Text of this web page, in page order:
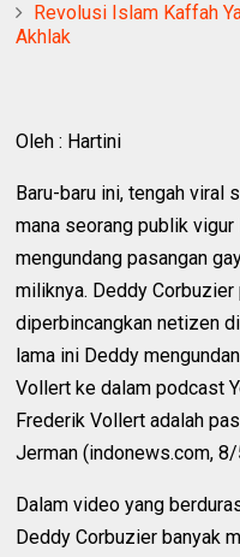
Revolusi Islam Kaffah
Akhlak
Oleh : Hartini
Baru-baru ini, tengah viral
mana seorang publik
mengundang pasangan
miliknya. Deddy Corbuzier
diperbincangkan netizen
lama ini Deddy
Vollert ke dalam podcast
Frederik Vollert adalah
Jerman (indonews.com,
Dalam video yang
Deddy Corbuzier banyak